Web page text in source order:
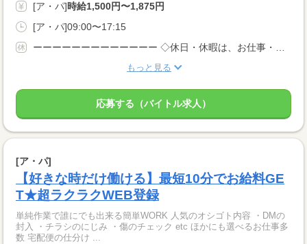
[ア・パ]時給1,500円〜1,875円
[ア・パ]09:00〜17:15
ーーーーーーーーーーーーー ◇休日・休暇は、お仕事・勤務場所により異なります！ ◇あなたの働きたいときに勤務が可能♪ 主婦(夫)さんやフリーターさんなど、 休み希望などもお気軽にお伝えくださいね。
もっと見る
応募する（バイトル求人）
[ア・パ]
【好きな時だけ働ける】最短10分でお給料GE
T★超ラクラクWEB登録
単純作業で誰にでも出来る簡単WORK 人気のオシゴト内容 ・DMの
封入 ・チラシのにじみ ・傷のチェック etc ほかにも選べるお仕事多
数 宅配便の仕分け ...